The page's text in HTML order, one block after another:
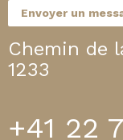
Envoyer un
Chemin de
1233
+41 22